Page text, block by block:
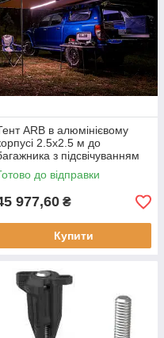
ARB в алюмінієвому
2.5х2.5 м до
з підсвічуванням
до відправки
977,60 ₴
Купити